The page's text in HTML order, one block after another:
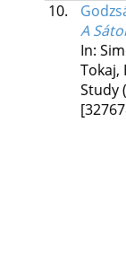
10.
A
In:
Tokaj,
Study